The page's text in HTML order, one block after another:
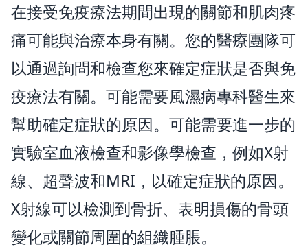
在接受免疫療法期間出現的關節和肌肉疼
痛可能與治療本身有關。您的醫療團隊可
以通過詢問和檢查您來確定症狀是否與免
疫療法有關。可能需要風濕病專科醫生來
幫助確定症狀的原因。可能需要進一步的
實驗室血液檢查和影像學檢查，例如X射
線、超聲波和MRI，以確定症狀的原因。
X射線可以檢測到骨折、表明損傷的骨頭
變化或關節周圍的組織腫脹。